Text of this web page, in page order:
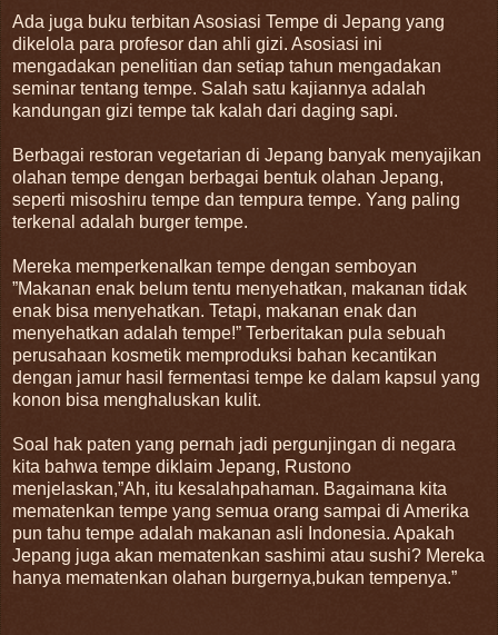
Ada juga buku terbitan Asosiasi Tempe di Jepang yang
dikelola para profesor dan ahli gizi. Asosiasi ini
mengadakan penelitian dan setiap tahun mengadakan
seminar tentang tempe. Salah satu kajiannya adalah
kandungan gizi tempe tak kalah dari daging sapi.
Berbagai restoran vegetarian di Jepang banyak menyajikan
olahan tempe dengan berbagai bentuk olahan Jepang,
seperti misoshiru tempe dan tempura tempe. Yang paling
terkenal adalah burger tempe.
Mereka memperkenalkan tempe dengan semboyan
”Makanan enak belum tentu menyehatkan, makanan tidak
enak bisa menyehatkan. Tetapi, makanan enak dan
menyehatkan adalah tempe!” Terberitakan pula sebuah
perusahaan kosmetik memproduksi bahan kecantikan
dengan jamur hasil fermentasi tempe ke dalam kapsul yang
konon bisa menghaluskan kulit.
Soal hak paten yang pernah jadi pergunjingan di negara
kita bahwa tempe diklaim Jepang, Rustono
menjelaskan,”Ah, itu kesalahpahaman. Bagaimana kita
mematenkan tempe yang semua orang sampai di Amerika
pun tahu tempe adalah makanan asli Indonesia. Apakah
Jepang juga akan mematenkan sashimi atau sushi? Mereka
hanya mematenkan olahan burgernya,bukan tempenya.”